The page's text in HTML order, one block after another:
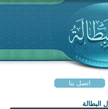
اتصل بنا
البطالة